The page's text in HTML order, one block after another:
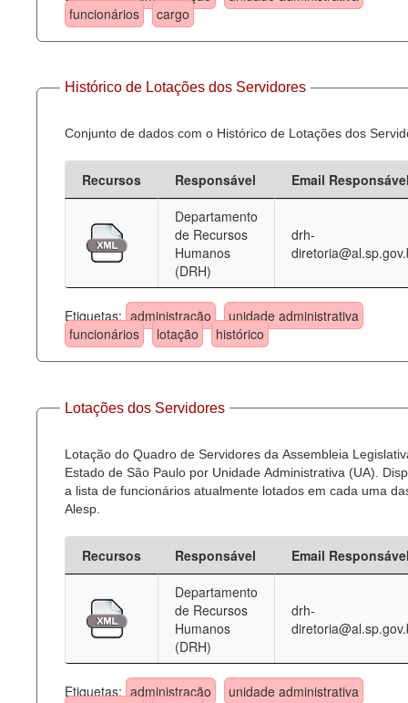
Agenda
Perguntas frequentes
Contato
funcionários
cargo
Histórico de Lotações dos Servidores
Conjunto de dados com o Histórico de Lotações dos
Recursos Responsável
Email
Departamento
de Recursos
Humanos
(DRH)
drh-
Etiquetas: administração
unidade administrativa
funcionários
lotação histórico
Lotações dos Servidores
Lotação do Quadro de Servidores da Assembleia
Estado de São Paulo por Unidade Administrativa (UA).
a lista de funcionários atualmente lotados em cada uma
Alesp.
Recursos Responsável
Email
Departamento
de Recursos
Humanos
(DRH)
drh-
Etiquetas: administração
unidade administrativa